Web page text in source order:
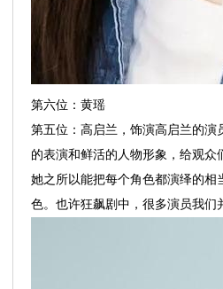
第六位：黄瑶
第五位：高启兰，饰演高启兰的演
的表演和鲜活的人物形象，给观
她之所以能把每个角色都演绎的
色。也许狂飙剧中，很多演员我